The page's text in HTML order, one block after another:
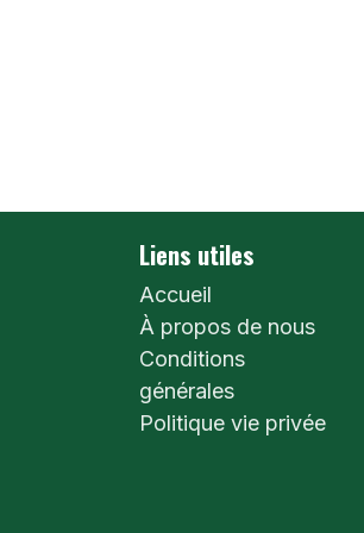
Liens utiles
Accueil
À propos de nous
Conditions
générales
Politique vie privée